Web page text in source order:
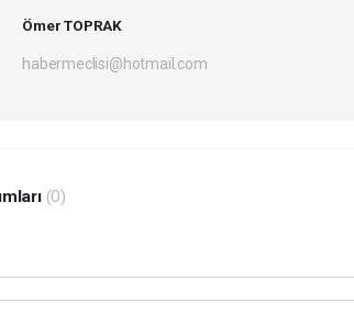
Ömer TOPRAK
habermeclisi@hotmail.com
(0)